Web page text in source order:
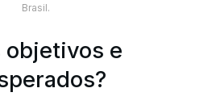
Brasil.
objetivos e